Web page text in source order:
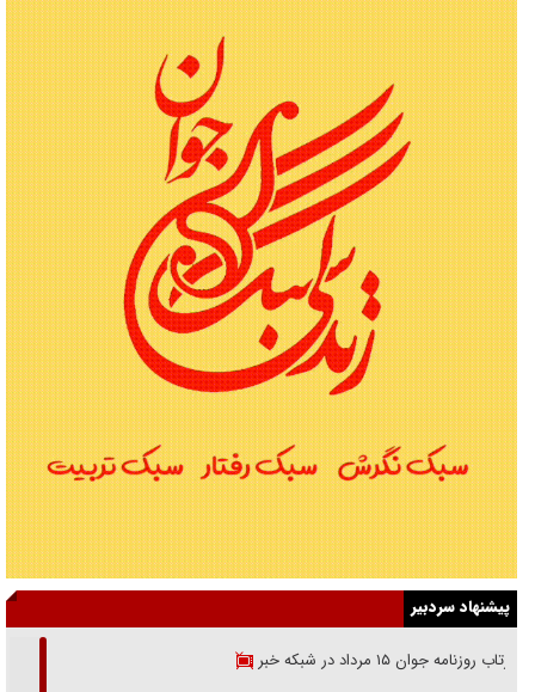
پیشنهاد سردبیر
بازتاب روزنامه جوان ۱۵ مرداد در شبکه خبر